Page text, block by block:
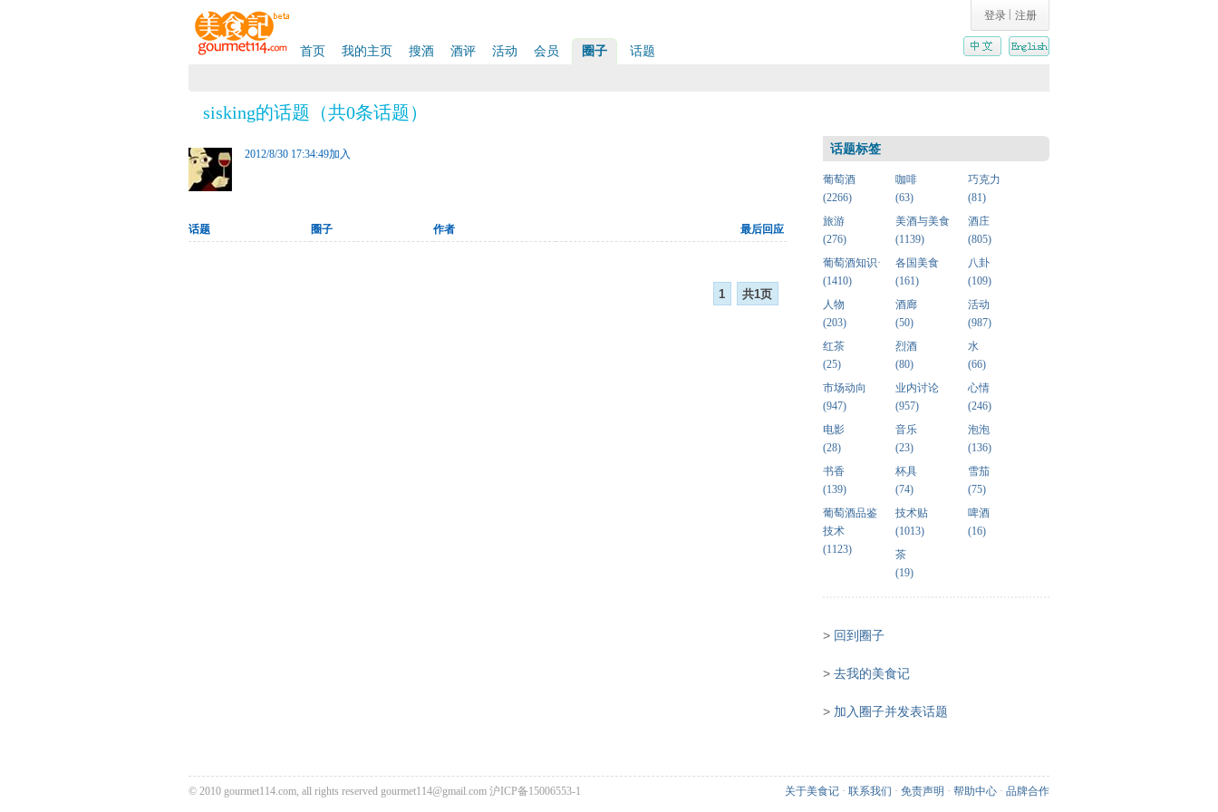
登录 注册
首页 我的主页 搜酒 酒评 活动 会员 圈子 话题
sisking的话题（共0条话题）
2012/8/30 17:34:49加入
话题 圈子 作者 最后回应
1 共1页
话题标签
葡萄酒
(2266)
咖啡
(63)
巧克力
(81)
旅游
(276)
美酒与美食
(1139)
酒庄
(805)
葡萄酒知识·
(1410)
各国美食
(161)
八卦
(109)
人物
(203)
酒廊
(50)
活动
(987)
红茶
(25)
烈酒
(80)
水
(66)
市场动向
(947)
业内讨论
(957)
心情
(246)
电影
(28)
音乐
(23)
泡泡
(136)
书香
(139)
杯具
(74)
雪茄
(75)
葡萄酒品鉴
技术
(1123)
技术贴
(1013)
啤酒
(16)
茶
(19)
> 回到圈子
> 去我的美食记
> 加入圈子并发表话题
© 2010 gourmet114.com, all rights reserved gourmet114@gmail.com 沪ICP备15006553-1 关于美食记 · 联系我们 · 免责声明 · 帮助中心 · 品牌合作